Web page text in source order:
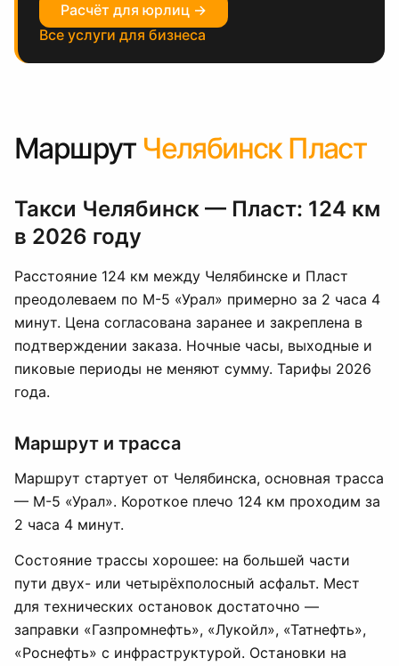
Расчёт для юрлиц →
Все услуги для бизнеса
Маршрут Челябинск Пласт
Такси Челябинск — Пласт: 124 км
в 2026 году
Расстояние 124 км между Челябинске и Пласт
преодолеваем по М-5 «Урал» примерно за 2 часа 4
минут. Цена согласована заранее и закреплена в
подтверждении заказа. Ночные часы, выходные и
пиковые периоды не меняют сумму. Тарифы 2026
года.
Маршрут и трасса
Маршрут стартует от Челябинска, основная трасса
— М-5 «Урал». Короткое плечо 124 км проходим за
2 часа 4 минут.
Состояние трассы хорошее: на большей части
пути двух- или четырёхполосный асфальт. Мест
для технических остановок достаточно —
заправки «Газпромнефть», «Лукойл», «Татнефть»,
«Роснефть» с инфраструктурой. Остановки на